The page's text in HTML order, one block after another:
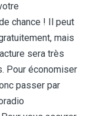
chance ! Il peut
mais
sera très
Pour économiser
passer par